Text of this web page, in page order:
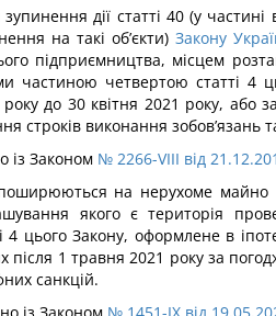
дії статті 40 (у
на такі об’єкти) Закону
підприємництва, місцем
частиною четвертою статті
до 30 квітня 2021 року, або
строків виконання
із Законом № 2266-VIII від
на нерухоме майно
якого є територія
цього Закону, оформлене в
1 травня 2021 року за
санкцій.